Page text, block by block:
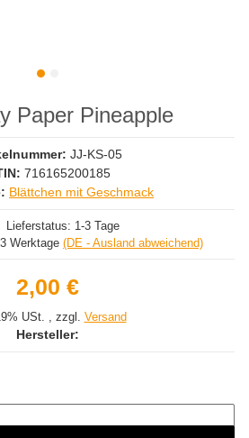
Paper Pineapple
JJ-KS-05
716165200185
Blättchen mit Geschmack
Lieferstatus: 1-3 Tage
Werktage (DE - Ausland abweichend)
2,00 €
USt. , zzgl. Versand
Hersteller: